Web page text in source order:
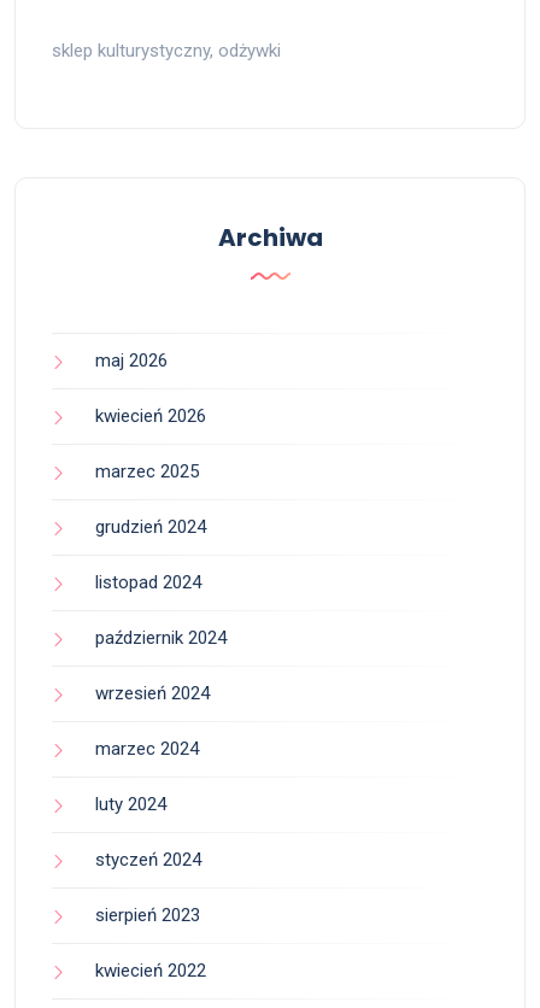
sklep kulturystyczny, odżywki
Archiwa
maj 2026
kwiecień 2026
marzec 2025
grudzień 2024
listopad 2024
październik 2024
wrzesień 2024
marzec 2024
luty 2024
styczeń 2024
sierpień 2023
kwiecień 2022